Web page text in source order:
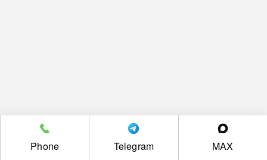
Phone Telegram MAX